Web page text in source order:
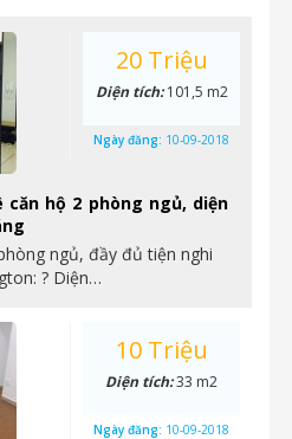
hộ 2 phòng ngủ, diện
ngủ, đầy đủ tiện nghi
? Diện…
20 Triệu
Diện tích:101,5 m2
Ngày đăng: 10-09-2018
10 Triệu
Diện tích:33 m2
Ngày đăng: 10-09-2018